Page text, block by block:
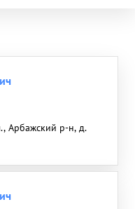
Арбажский р-н, д.